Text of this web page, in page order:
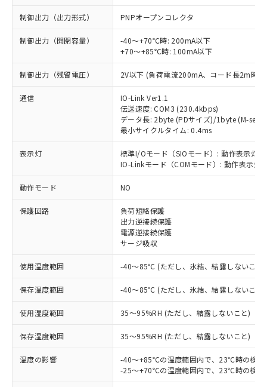
制御出力（出力形式） PNPオープンコレクタ
制御出力（開閉容量）
-40～+70℃時: 200mA以下
+70～+85℃時: 100mA以下
制御出力（残留電圧） 2V以下 (負荷電流200mA、コード長2m時)
通信
IO-Link Ver1.1
伝送速度: COM3 (230.4kbps)
データ長: 2byte (PDサイズ)/1byte (M-
最小サイクルタイム: 0.4ms
表示灯
標準I/Oモード（SIOモード）: 動作表示灯(
IO-Linkモード（COMモード）: 動作表示
動作モード NO
保護回路
負荷短絡保護
出力逆接続保護
電源逆接続保護
サージ吸収
使用温度範囲 -40～85℃ (ただし、氷結、結露しないこと)
保存温度範囲 -40～85℃ (ただし、氷結、結露しないこと)
使用湿度範囲 35～95%RH (ただし、結露しないこと)
保存湿度範囲 35～95%RH (ただし、結露しないこと)
温度の影響
-40～+85℃の温度範囲内で、23℃時の検
-25～+70℃の温度範囲内で、23℃時の検
ご利用条件
以下の条件をお読みいただき、同意のうえ
本サービスは、当社制御機器事業取扱
商品の当社在庫状況および標準価格
(税抜)を提供させていただくもので
当社制御機器事業取扱商品の中には、
本サービスの対象外となる商品もある
対応済み：EU RoHS指令（10物質）の
非含有に対応した製品が提供可能な商品で
対応予定：EU RoHS指令（10物質）の非含
有に対応した製品に切り替える予定のある
商品です。
対応予定なし：EU RoHS指令（10物質）の
非含有に非対応の商品で、対応品を出す予
定はありません。
調査・確認中：EU RoHS指令（10物質）の
非含有の対応状況を調査中または確認中の
商品です。
非該当品：ライセンス料など無形物で、有
害物質有無と関係のない商品です。
仕入先様の事情により、非含有部品として
※1 中国RoHS○×表
「○」：最大均質材料含有率が中国RoHSの
基準値以下であることを示します。
「×」：最大均質材料含有率が中国RoHSの